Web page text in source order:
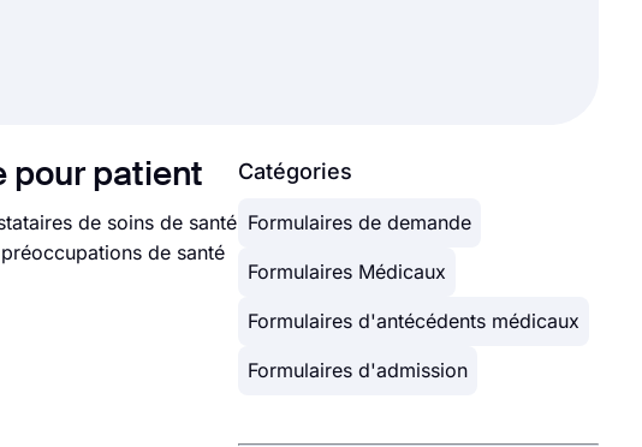
pour patient
de soins de santé
de santé
Catégories
Formulaires de demande
Formulaires Médicaux
Formulaires d'antécédents médicaux
Formulaires d'admission